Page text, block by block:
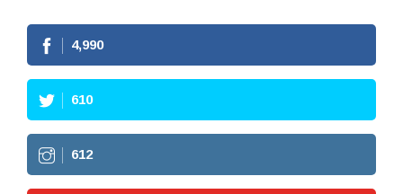
4,990
610
612